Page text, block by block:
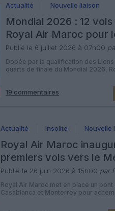
Actualité Nouvelle liaison
Mondial 2026 : 12
Royal Air Maroc pour
marocains vers
Publié le 6 juillet 2026 à 07h00
Dopée par la qualification des Lions
quarts de finale du Mondial 2026,
métropole américaine qui
juillet. La compagnie nationale
19 commentaires
Actualité Insolite Nouvelle
Royal Air Maroc
premiers vols vers le
accompagner les Lions
Publié le 26 juin 2026 à 15h00 par
Royal Air Maroc met en place un
Casablanca et Monterrey pour
de la Coupe du monde, avec un tarif